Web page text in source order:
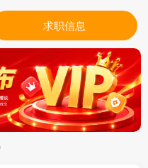
求职信息